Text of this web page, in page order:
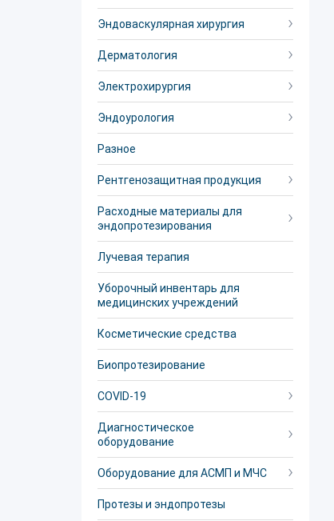
Эндоваскулярная хирургия
Дерматология
Электрохирургия
Эндоурология
Разное
Рентгенозащитная продукция
Расходные материалы для
эндопротезирования
Лучевая терапия
Уборочный инвентарь для
медицинских учреждений
Косметические средства
Биопротезирование
COVID-19
Диагностическое
оборудование
Оборудование для АСМП и МЧС
Протезы и эндопротезы